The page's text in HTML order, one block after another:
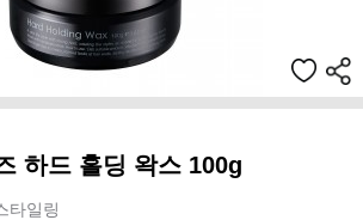
하드 홀딩 왁스 100g
타일링